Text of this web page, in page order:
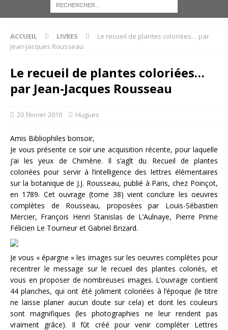
ACCUEIL LIVRES
Le recueil de plantes coloriées… par
Jean-Jacques Rousseau
Le recueil de plantes coloriées…
par Jean-Jacques Rousseau
20 février 2010 Hugues
Amis Bibliophiles bonsoir,
Je vous présente ce soir une acquisition récente, pour laquelle
j’ai les yeux de Chimène. Il s’agît du Recueil de plantes
coloriées pour servir à l’intelligence des lettres élémentaires
sur la botanique de J.J. Rousseau, publié à Paris, chez Poinçot,
en 1789. Cet ouvrage (tome 38) vient conclure les oeuvres
complètes de Rousseau, proposées par Louis-Sébastien
Mercier, François Henri Stanislas de L’Aulnaye, Pierre Prime
Félicien Le Tourneur et Gabriel Brizard.
Je vous « épargne » les images sur les oeuvres complètes pour
recentrer le message sur le recueil des plantes coloriés, et
vous en proposer de nombreuses images. L’ouvrage contient
44 planches, qui ont été joliment coloriées à l’époque (le titre
ne laisse planer aucun doute sur cela) et dont les couleurs
sont magnifiques (les photographies ne leur rendent pas
vraiment grâce). Il fût créé pour venir compléter Lettres